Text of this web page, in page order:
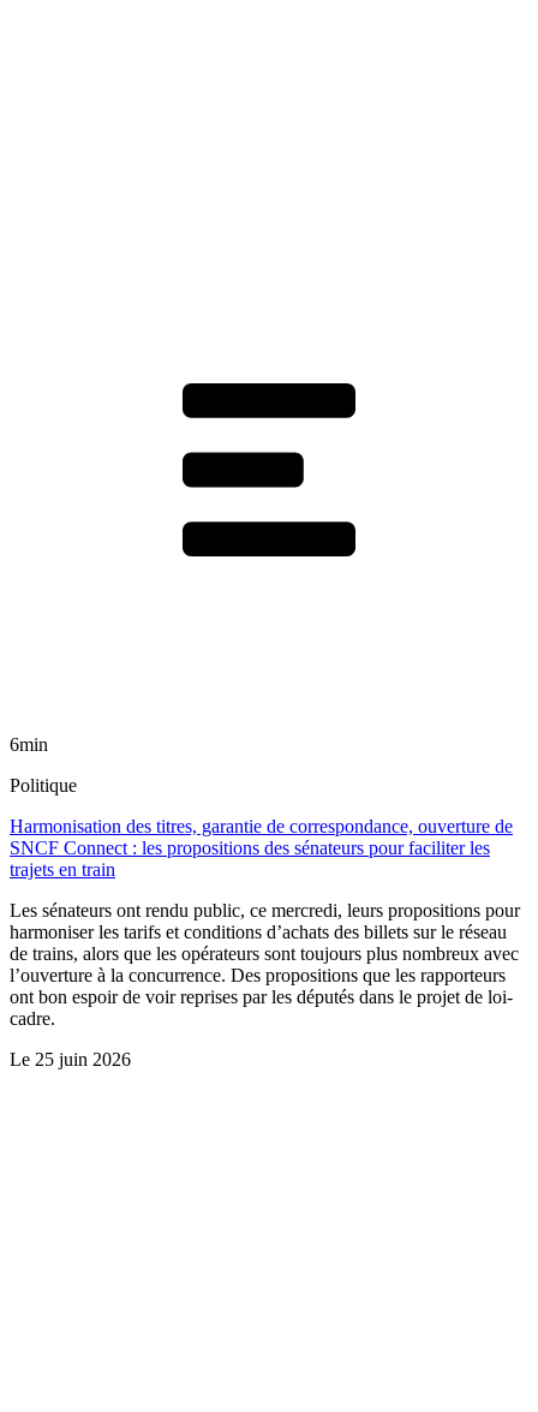
6min
Politique
Harmonisation des titres, garantie de correspondance, ouverture de
SNCF Connect : les propositions des sénateurs pour faciliter les
trajets en train
Les sénateurs ont rendu public, ce mercredi, leurs propositions pour
harmoniser les tarifs et conditions d’achats des billets sur le réseau
de trains, alors que les opérateurs sont toujours plus nombreux avec
l’ouverture à la concurrence. Des propositions que les rapporteurs
ont bon espoir de voir reprises par les députés dans le projet de loi-
cadre.
Le 25 juin 2026